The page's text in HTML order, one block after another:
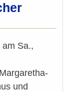
am Sa.,
und